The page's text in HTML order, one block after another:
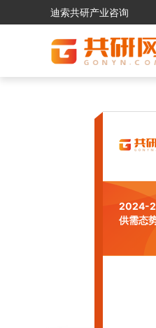
迪索共研产业咨询
2024-
供需态